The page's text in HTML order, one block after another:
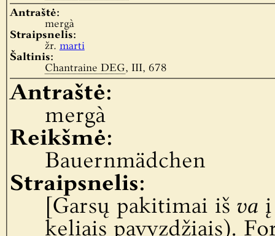
Antraštė:
mergà
Straipsnelis:
žr. marti
Šaltinis:
Chantraine DEG, III, 678
Antraštė:
mergà
Reikšmė:
Bauernmädchen
Straipsnelis:
[Garsų pakitimai iš va
keliais pavyzdžiais).